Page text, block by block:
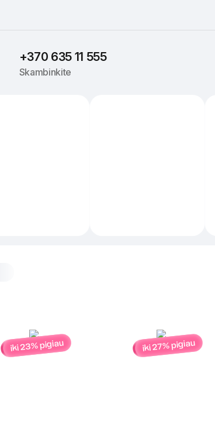
+370 635 11 555
Skambinkite
Kačiuko pica
iki 23% pigiau iki 27% pigiau